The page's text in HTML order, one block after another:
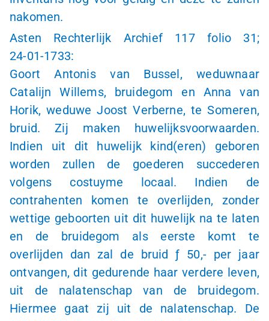
nakomen.
Asten Rechterlijk Archief 117 folio 31;
24-01-1733:
Goort Antonis van Bussel, weduwnaar
Catalijn Willems, bruidegom en Anna van
Horik, weduwe Joost Verberne, te Someren,
bruid. Zij maken huwelijksvoorwaarden.
Indien uit dit huwelijk kind(eren) geboren
worden zullen de goederen succederen
volgens costuyme locaal. Indien de
contrahenten komen te overlijden, zonder
wettige geboorten uit dit huwelijk na te laten
en de bruidegom als eerste komt te
overlijden dan zal de bruidƒ 50,- per jaar
ontvangen, dit gedurende haar verdere leven,
uit de nalatenschap van de bruidegom.
Hiermee gaat zij uit de nalatenschap. De